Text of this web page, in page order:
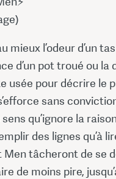
mieux l’odeur d’un
d’un pot troué ou la
usée pour décrire le
sans
qu’ignore la
des lignes qu’à
Men tâcheront de se
de moins pire,